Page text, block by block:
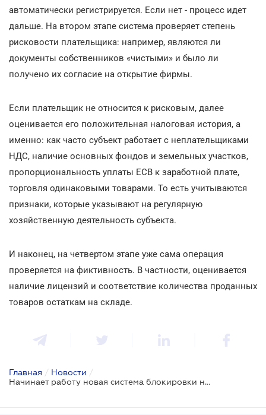
автоматически регистрируется. Если нет - процесс идет
дальше. На втором этапе система проверяет степень
рисковости плательщика: например, являются ли
документы собственников «чистыми» и было ли
получено их согласие на открытие фирмы.
Если плательщик не относится к рисковым, далее
оценивается его положительная налоговая история, а
именно: как часто субъект работает с неплательщиками
НДС, наличие основных фондов и земельных участков,
пропорциональность уплаты ЕСВ к заработной плате,
торговля одинаковыми товарами. То есть учитываются
признаки, которые указывают на регулярную
хозяйственную деятельность субъекта.
И наконец, на четвертом этапе уже сама операция
проверяется на фиктивность. В частности, оценивается
наличие лицензий и соответствие количества проданных
товаров остаткам на складе.
Главная / Новости /
Начинает работу новая система блокировки налоговых накладных